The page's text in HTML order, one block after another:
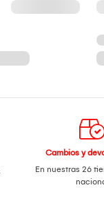
Cambios y
En nuestras 26